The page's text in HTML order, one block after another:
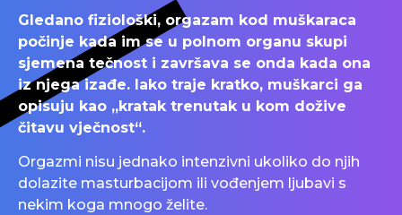
Gledano fiziološki, orgazam kod muškaraca
počinje kada im se u polnom organu skupi
sjemena tečnost i završava se onda kada ona
iz njega izađe. Iako traje kratko, muškarci ga
opisuju kao „kratak trenutak u kom dožive
čitavu vječnost“.
Orgazmi nisu jednako intenzivni ukoliko do njih
dolazite masturbacijom ili vođenjem ljubavi s
nekim koga mnogo želite.